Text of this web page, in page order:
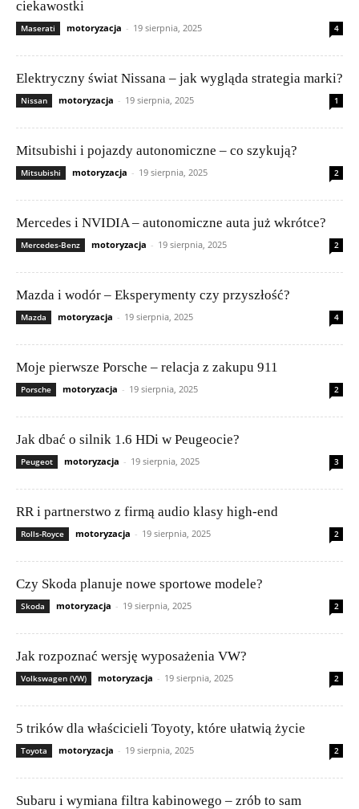
ciekawostki
Maserati motoryzacja - 19 sierpnia, 2025 4
Elektryczny świat Nissana – jak wygląda strategia marki?
Nissan motoryzacja - 19 sierpnia, 2025 1
Mitsubishi i pojazdy autonomiczne – co szykują?
Mitsubishi motoryzacja - 19 sierpnia, 2025 2
Mercedes i NVIDIA – autonomiczne auta już wkrótce?
Mercedes-Benz motoryzacja - 19 sierpnia, 2025 2
Mazda i wodór – Eksperymenty czy przyszłość?
Mazda motoryzacja - 19 sierpnia, 2025 4
Moje pierwsze Porsche – relacja z zakupu 911
Porsche motoryzacja - 19 sierpnia, 2025 2
Jak dbać o silnik 1.6 HDi w Peugeocie?
Peugeot motoryzacja - 19 sierpnia, 2025 3
RR i partnerstwo z firmą audio klasy high-end
Rolls-Royce motoryzacja - 19 sierpnia, 2025 2
Czy Skoda planuje nowe sportowe modele?
Skoda motoryzacja - 19 sierpnia, 2025 2
Jak rozpoznać wersję wyposażenia VW?
Volkswagen (VW) motoryzacja - 19 sierpnia, 2025 2
5 trików dla właścicieli Toyoty, które ułatwią życie
Toyota motoryzacja - 19 sierpnia, 2025 2
Subaru i wymiana filtra kabinowego – zrób to sam